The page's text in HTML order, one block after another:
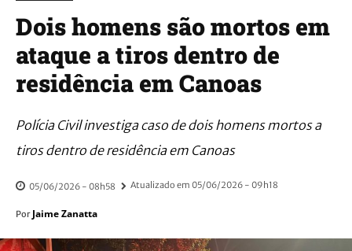
Dois homens são mortos em
ataque a tiros dentro de
residência em Canoas
Polícia Civil investiga caso de dois homens mortos a
tiros dentro de residência em Canoas
05/06/2026 - 08h58 Atualizado em 05/06/2026 - 09h18
Por Jaime Zanatta